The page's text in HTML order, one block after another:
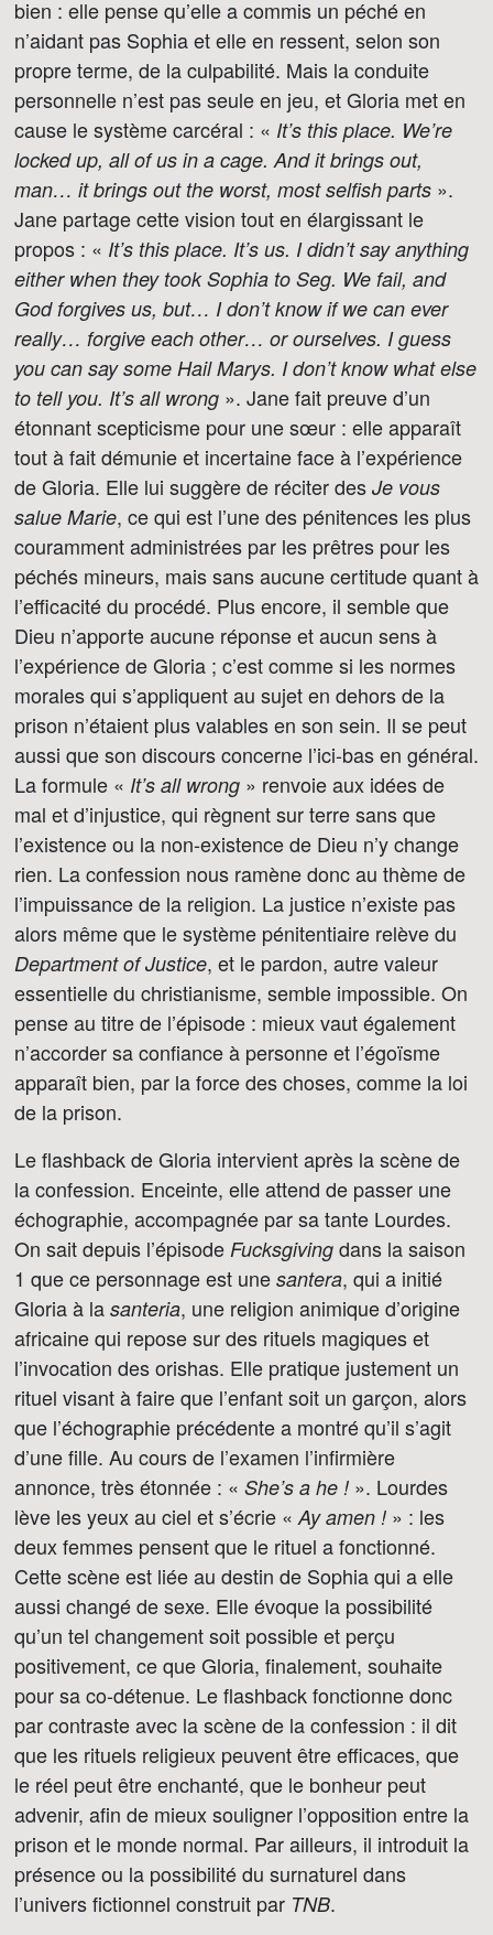
bien : elle pense qu’elle a commis un péché en
n’aidant pas Sophia et elle en ressent, selon son
propre terme, de la culpabilité. Mais la conduite
personnelle n’est pas seule en jeu, et Gloria met en
cause le système carcéral : « It’s this place. We’re
locked up, all of us in a cage. And it brings out,
man… it brings out the worst, most selfish parts ».
Jane partage cette vision tout en élargissant le
propos : « It’s this place. It’s us. I didn’t say anything
either when they took Sophia to Seg. We fail, and
God forgives us, but… I don’t know if we can ever
really… forgive each other… or ourselves. I guess
you can say some Hail Marys. I don’t know what else
to tell you. It’s all wrong ». Jane fait preuve d’un
étonnant scepticisme pour une sœur : elle apparaît
tout à fait démunie et incertaine face à l’expérience
de Gloria. Elle lui suggère de réciter des Je vous
salue Marie, ce qui est l’une des pénitences les plus
couramment administrées par les prêtres pour les
péchés mineurs, mais sans aucune certitude quant à
l’efficacité du procédé. Plus encore, il semble que
Dieu n’apporte aucune réponse et aucun sens à
l’expérience de Gloria ; c’est comme si les normes
morales qui s’appliquent au sujet en dehors de la
prison n’étaient plus valables en son sein. Il se peut
aussi que son discours concerne l’ici-bas en général.
La formule « It’s all wrong » renvoie aux idées de
mal et d’injustice, qui règnent sur terre sans que
l’existence ou la non-existence de Dieu n’y change
rien. La confession nous ramène donc au thème de
l’impuissance de la religion. La justice n’existe pas
alors même que le système pénitentiaire relève du
Department of Justice, et le pardon, autre valeur
essentielle du christianisme, semble impossible. On
pense au titre de l’épisode : mieux vaut également
n’accorder sa confiance à personne et l’égoïsme
apparaît bien, par la force des choses, comme la loi
de la prison.
Le flashback de Gloria intervient après la scène de
la confession. Enceinte, elle attend de passer une
échographie, accompagnée par sa tante Lourdes.
On sait depuis l’épisode Fucksgiving dans la saison
1 que ce personnage est une santera, qui a initié
Gloria à la santeria, une religion animique d’origine
africaine qui repose sur des rituels magiques et
l’invocation des orishas. Elle pratique justement un
rituel visant à faire que l’enfant soit un garçon, alors
que l’échographie précédente a montré qu’il s’agit
d’une fille. Au cours de l’examen l’infirmière
annonce, très étonnée : « She’s a he ! ». Lourdes
lève les yeux au ciel et s’écrie « Ay amen ! » : les
deux femmes pensent que le rituel a fonctionné.
Cette scène est liée au destin de Sophia qui a elle
aussi changé de sexe. Elle évoque la possibilité
qu’un tel changement soit possible et perçu
positivement, ce que Gloria, finalement, souhaite
pour sa co-détenue. Le flashback fonctionne donc
par contraste avec la scène de la confession : il dit
que les rituels religieux peuvent être efficaces, que
le réel peut être enchanté, que le bonheur peut
advenir, afin de mieux souligner l’opposition entre la
prison et le monde normal. Par ailleurs, il introduit la
présence ou la possibilité du surnaturel dans
l’univers fictionnel construit par TNB.